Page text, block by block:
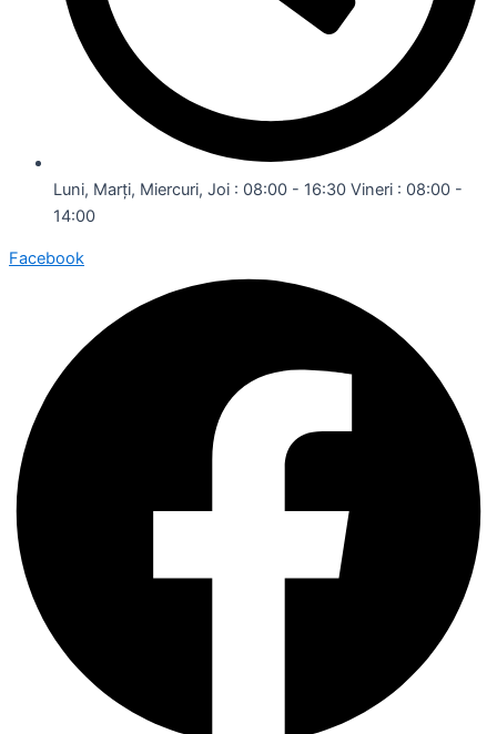
Luni, Marți, Miercuri, Joi : 08:00 - 16:30 Vineri : 08:00 -
14:00
Facebook